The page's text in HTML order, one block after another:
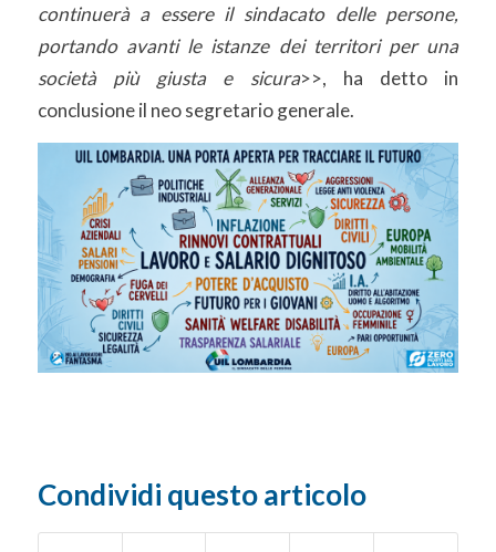
continuerà a essere il sindacato delle persone,
portando avanti le istanze dei territori per una
società più giusta e sicura>>, ha detto in
conclusione il neo segretario generale.
Condividi questo articolo